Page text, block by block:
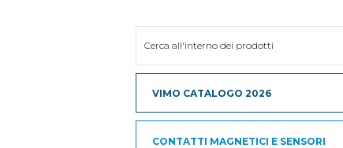
VIMO CATALOGO 2026
CONTATTI MAGNETICI E SENSORI